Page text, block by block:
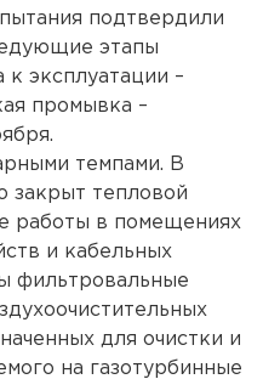
подтвердили
этапы
к эксплуатации –
промывка –
темпами. В
закрыт тепловой
работы в помещениях
и кабельных
фильтровальные
для очистки и
на газотурбинные